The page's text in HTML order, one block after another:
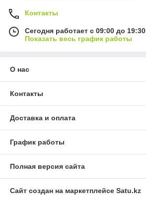
Контакты
Сегодня работает с 09:00 до 19:30
Показать весь график работы
О нас
Контакты
Доставка и оплата
График работы
Полная версия сайта
Сайт создан на маркетплейсе Satu.kz